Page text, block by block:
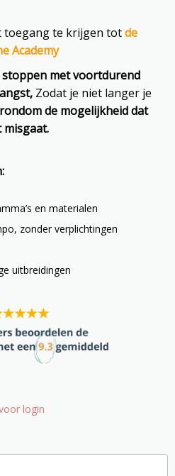
toegang te krijgen totde
Academy
met voortdurend
Zodat je niet langer je
de mogelijkheid dat
misgaat.
en materialen
zonder verplichtingen
uitbreidingen
login